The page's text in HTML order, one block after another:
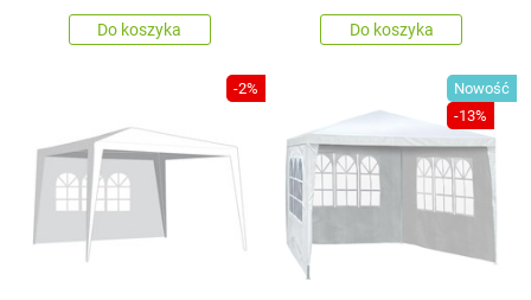
Do koszyka Do koszyka
-2%
Nowość
-13%